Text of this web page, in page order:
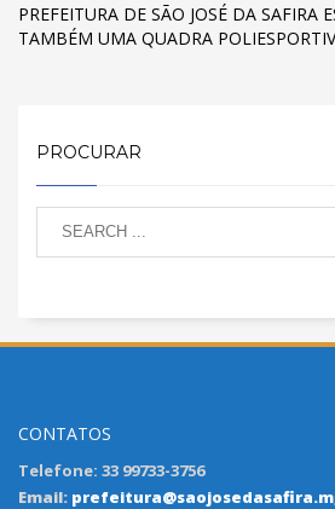
PREFEITURA DE SÃO JOSÉ DA SAFIRA
TAMBÉM UMA QUADRA
PROCURAR
CONTATOS
Telefone: 33 99733-3756
Email: